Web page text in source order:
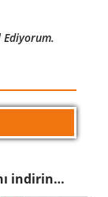
indirin…